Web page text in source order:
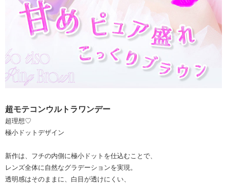
超モテコンウルトラワンデー
超理想♡
極小ドットデザイン
新作は、フチの内側に極小ドットを仕込むことで、
レンズ全体に自然なグラデーションを実現。
透明感はそのままに、白目が透けにくい、